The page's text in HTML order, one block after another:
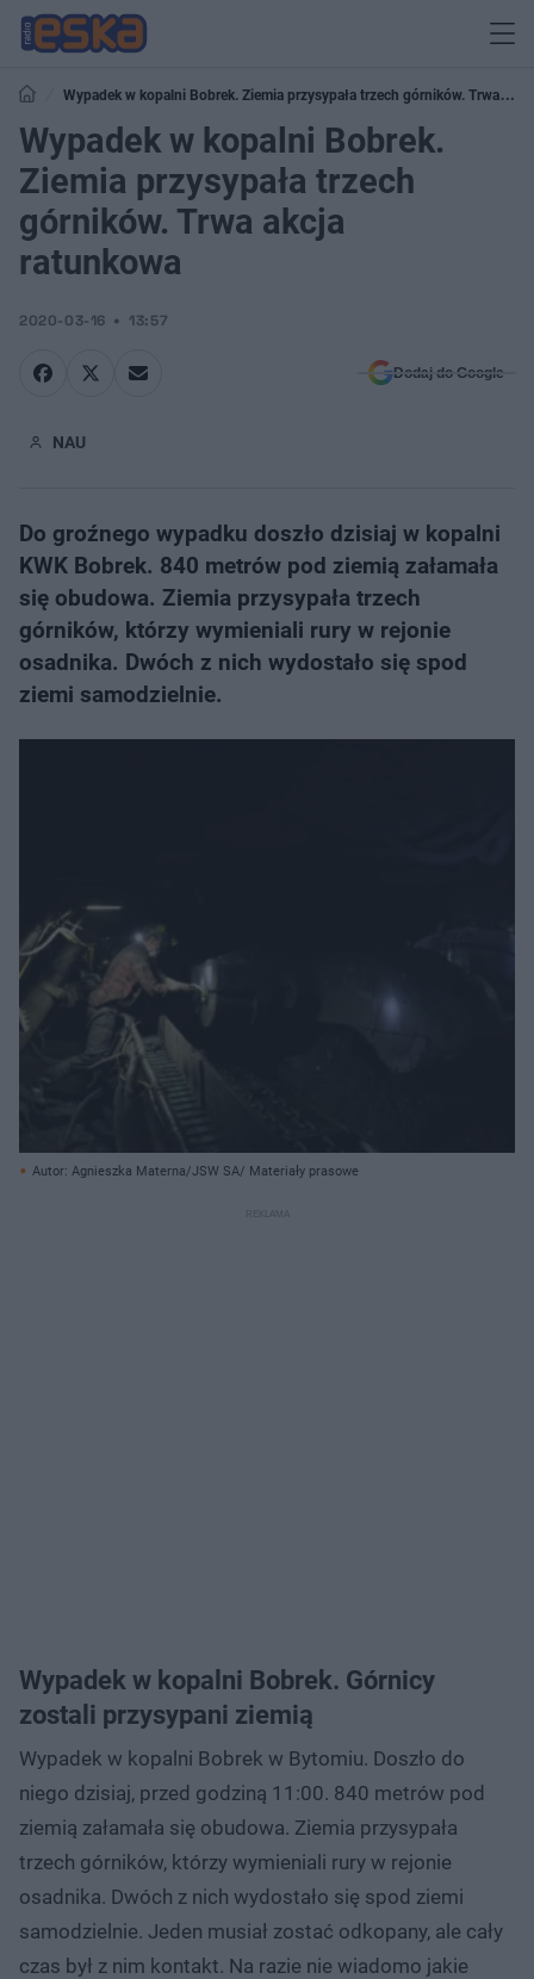
Wypadek w kopalni Bobrek. Ziemia przysypała trzech górników. Trwa
akcja ratunkowa
Wypadek w kopalni Bobrek.
Ziemia przysypała trzech
górników. Trwa akcja
ratunkowa
2020-03-16 13:57
Dodaj do Google
NAU
Do groźnego wypadku doszło dzisiaj w kopalni
KWK Bobrek. 840 metrów pod ziemią załamała
się obudowa. Ziemia przysypała trzech
górników, którzy wymieniali rury w rejonie
osadnika. Dwóch z nich wydostało się spod
ziemi samodzielnie.
Autor: Agnieszka Materna/JSW SA/ Materiały prasowe
Wypadek w kopalni Bobrek. Górnicy
zostali przysypani ziemią
Wypadek w kopalni Bobrek w Bytomiu. Doszło do
niego dzisiaj, przed godziną 11:00. 840 metrów pod
ziemią załamała się obudowa. Ziemia przysypała
trzech górników, którzy wymieniali rury w rejonie
osadnika. Dwóch z nich wydostało się spod ziemi
samodzielnie. Jeden musiał zostać odkopany, ale cały
czas był z nim kontakt. Na razie nie wiadomo jakie